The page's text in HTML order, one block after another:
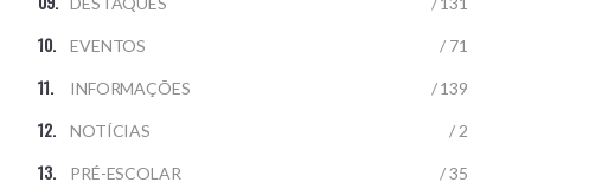
EVENTOS / 71
INFORMAÇÕES / 139
NOTÍCIAS / 2
PRÉ-ESCOLAR / 35